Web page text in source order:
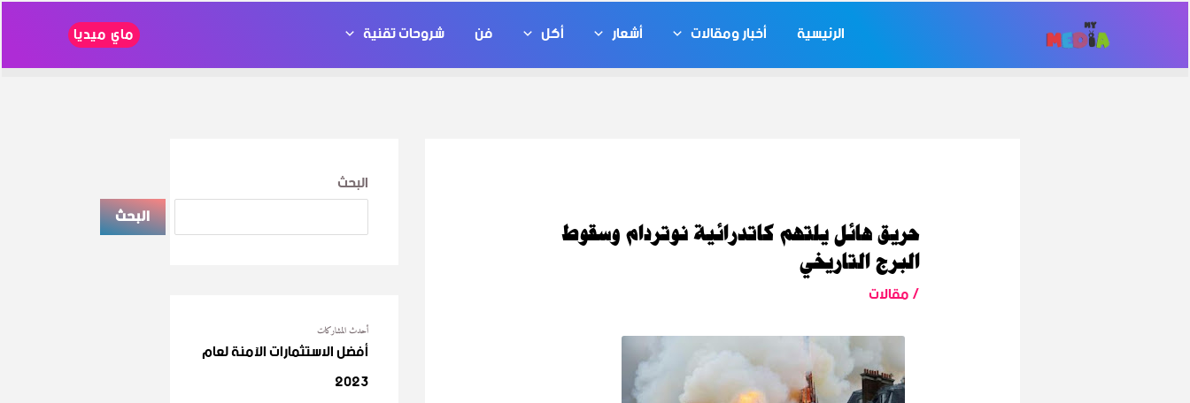
تخطي
المحتوى
الرئيسية أخبار ومقالات أشعار أكل فن شروحات تقنية ماي ميديا
حريق هائل يلتهم كاتدرائية نوتردام وسقوط
البرج التاريخي
/مقالات
Post
البحث
البحث
أحدث المشاركات
أفضل الاستثمارات الآمنة لعام
2023